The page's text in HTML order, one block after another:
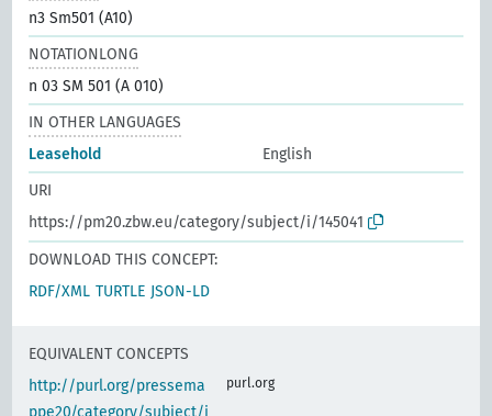
n3 Sm501 (A10)
NOTATIONLONG
n 03 SM 501 (A 010)
IN OTHER LANGUAGES
Leasehold
English
URI
https://pm20.zbw.eu/category/subject/i/145041
DOWNLOAD THIS CONCEPT:
RDF/XML TURTLE JSON-LD
EQUIVALENT CONCEPTS
http://purl.org/pressema
ppe20/category/subject/i
purl.org